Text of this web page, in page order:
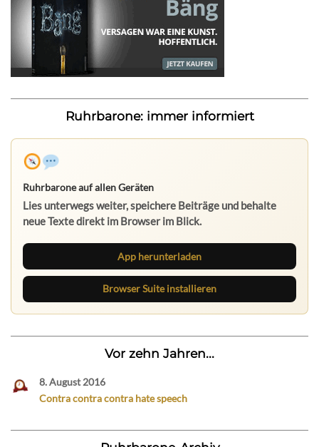
Ruhrbarone: immer informiert
Ruhrbarone auf allen Geräten
Lies unterwegs weiter, speichere Beiträge und behalte
neue Texte direkt im Browser im Blick.
App herunterladen
Browser Suite installieren
Vor zehn Jahren...
8. August 2016
Contra contra contra hate speech